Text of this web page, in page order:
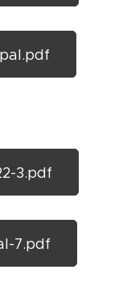
3.pdf
7.pdf